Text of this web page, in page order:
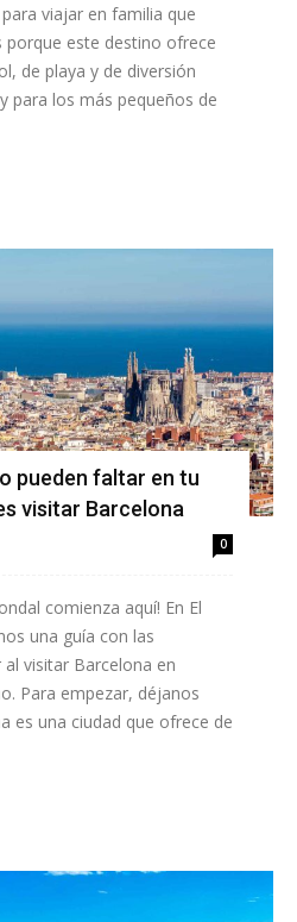
viajar en familia que
porque este destino ofrece
de playa y de diversión
para los más pequeños de
pueden faltar en tu
visitar Barcelona
0
comienza aquí! En El
una guía con las
visitar Barcelona en
Para empezar, déjanos
es una ciudad que ofrece de